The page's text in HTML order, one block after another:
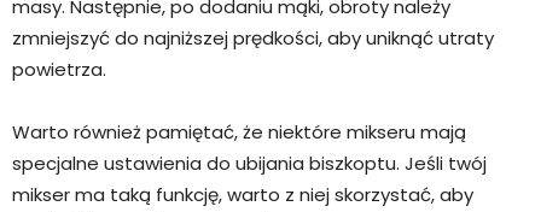
masy. Następnie, po dodaniu mąki, obroty należy
zmniejszyć do najniższej prędkości, aby uniknąć utraty
powietrza.
Warto również pamiętać, że niektóre mikseru mają
specjalne ustawienia do ubijania biszkoptu. Jeśli twój
mikser ma taką funkcję, warto z niej skorzystać, aby